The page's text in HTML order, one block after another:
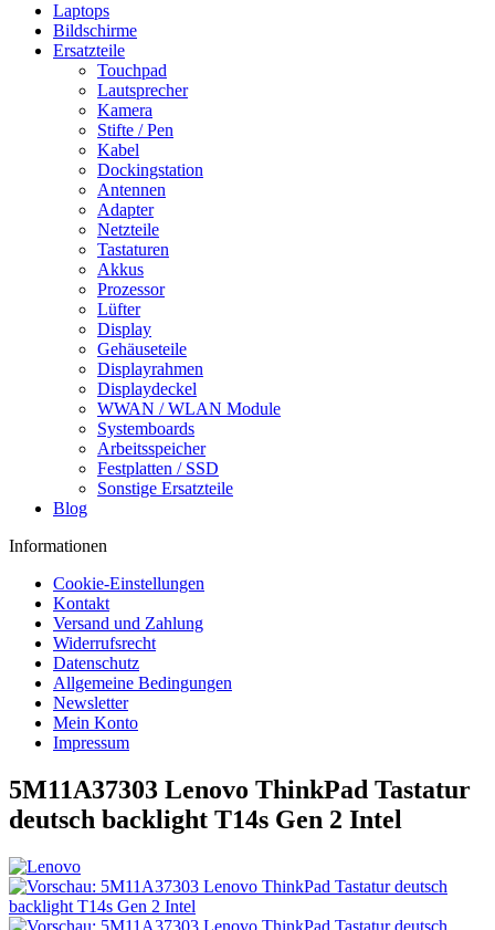
Laptops
Bildschirme
Ersatzteile
Touchpad
Lautsprecher
Kamera
Stifte / Pen
Kabel
Dockingstation
Antennen
Adapter
Netzteile
Tastaturen
Akkus
Prozessor
Lüfter
Display
Gehäuseteile
Displayrahmen
Displaydeckel
WWAN / WLAN Module
Systemboards
Arbeitsspeicher
Festplatten / SSD
Sonstige Ersatzteile
Blog
Informationen
Cookie-Einstellungen
Kontakt
Versand und Zahlung
Widerrufsrecht
Datenschutz
Allgemeine Bedingungen
Newsletter
Mein Konto
Impressum
5M11A37303 Lenovo ThinkPad Tastatur
deutsch backlight T14s Gen 2 Intel